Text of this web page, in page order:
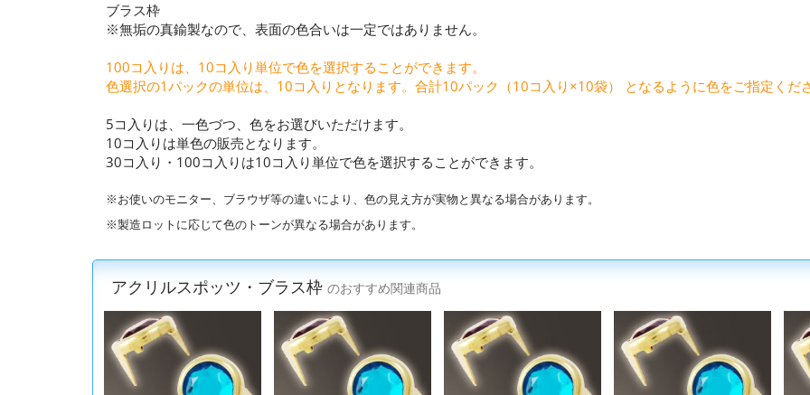
ブラス枠
※無垢の真鍮製なので、表面の色合いは一定ではありません。
100コ入りは、10コ入り単位で色を選択することができます。
色選択の1パックの単位は、10コ入りとなります。合計10パック（10コ入り×10袋） となるように色をご指定くだ
5コ入りは、一色づつ、色をお選びいただけます。
10コ入りは単色の販売となります。
30コ入り・100コ入りは10コ入り単位で色を選択することができます。
※お使いのモニター、ブラウザ等の違いにより、色の見え方が実物と異なる場合があります。
※製造ロットに応じて色のトーンが異なる場合があります。
アクリルスポッツ・ブラス枠 のおすすめ関連商品